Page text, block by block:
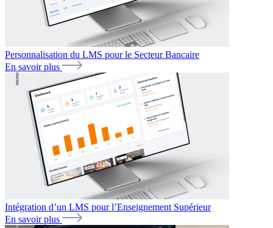
Personnalisation du LMS pour le Secteur Bancaire
En savoir plus
Intégration d’un LMS pour l’Enseignement Supérieur
En savoir plus